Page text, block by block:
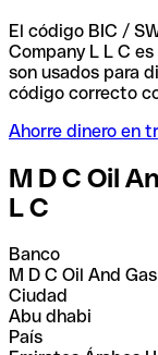
El código BIC /
Company L L C es
son usados para
código correcto
Ahorre dinero en
M D C Oil
L C
Banco
M D C Oil And
Ciudad
Abu dhabi
País